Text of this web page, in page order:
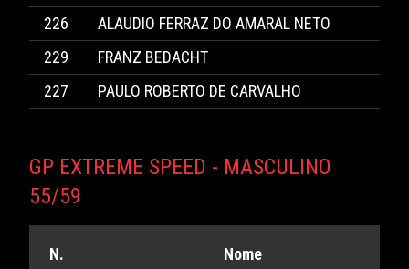
226
ALAUDIO FERRAZ DO AMARAL NETO
229
FRANZ BEDACHT
227
PAULO ROBERTO DE CARVALHO
GP EXTREME SPEED - MASCULINO
55/59
N. Nome